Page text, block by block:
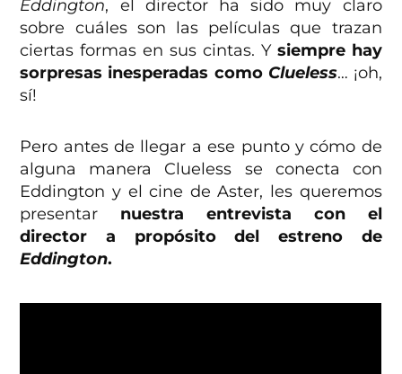
Eddington, el director ha sido muy claro
sobre cuáles son las películas que trazan
ciertas formas en sus cintas. Y siempre hay
sorpresas inesperadas como Clueless… ¡oh,
sí!
Pero antes de llegar a ese punto y cómo de
alguna manera Clueless se conecta con
Eddington y el cine de Aster, les queremos
presentar nuestra entrevista con el
director a propósito del estreno de
Eddington.